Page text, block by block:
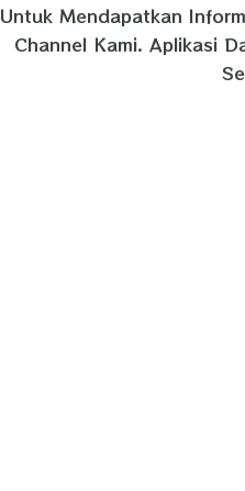
Untuk Mendapatkan
Channel Kami. Aplikasi